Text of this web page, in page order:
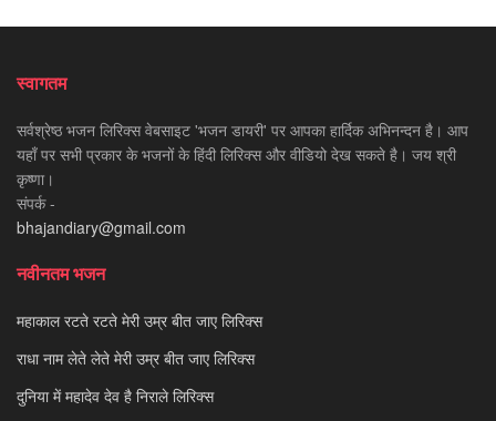
स्वागतम
सर्वश्रेष्ठ भजन लिरिक्स वेबसाइट 'भजन डायरी' पर आपका हार्दिक अभिनन्दन है। आप
यहाँ पर सभी प्रकार के भजनों के हिंदी लिरिक्स और वीडियो देख सकते है। जय श्री
कृष्णा।
संपर्क -
bhajandiary@gmail.com
नवीनतम भजन
महाकाल रटते रटते मेरी उम्र बीत जाए लिरिक्स
राधा नाम लेते लेते मेरी उम्र बीत जाए लिरिक्स
दुनिया में महादेव देव है निराले लिरिक्स